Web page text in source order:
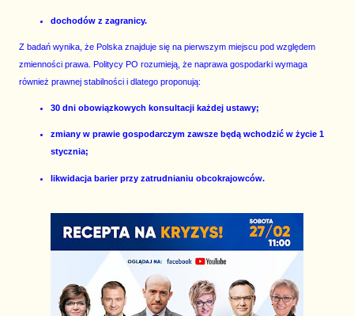
dochodów z zagranicy.
Z badań wynika, że Polska znajduje się na pierwszym miejscu pod względem
zmienności prawa. Politycy PO rozumieją, że naprawa gospodarki wymaga
również prawnej stabilności i dlatego proponują:
30 dni obowiązkowych konsultacji każdej ustawy;
zmiany w prawie gospodarczym zawsze będą wchodzić w życie 1
stycznia;
likwidacja barier przy zatrudnianiu obcokrajowców.